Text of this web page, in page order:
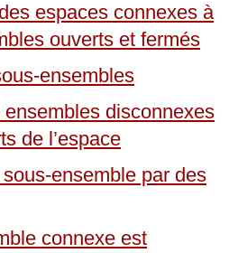
espaces connexes à
ouverts et fermés
ensembles
disconnexes
de l’espace
sous-ensemble par des
connexe est